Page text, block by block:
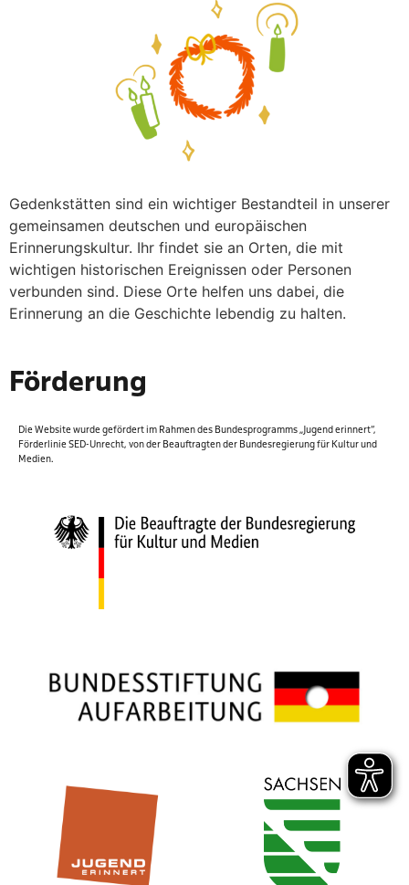
Gedenkstätten sind ein wichtiger Bestandteil in unserer
gemeinsamen deutschen und europäischen
Erinnerungskultur. Ihr findet sie an Orten, die mit
wichtigen historischen Ereignissen oder Personen
verbunden sind. Diese Orte helfen uns dabei, die
Erinnerung an die Geschichte lebendig zu halten.
Förderung
Die Website wurde gefördert im Rahmen des Bundespro­gramms „Jugend erinnert“,
Förderlinie SED-Unrecht, von der Beauftragten der Bundesregierung für Kultur und
Medien.